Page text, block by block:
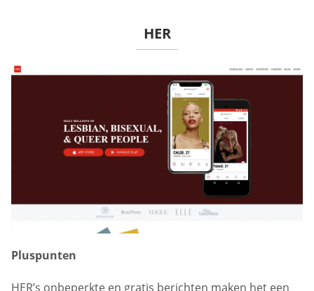
HER
Pluspunten
HER’s onbeperkte en gratis berichten maken het een